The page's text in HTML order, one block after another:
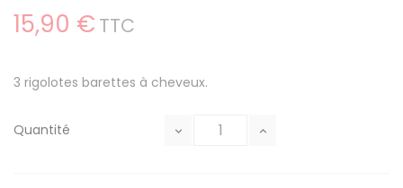
15,90 € TTC
3 rigolotes barettes à cheveux.
Quantité